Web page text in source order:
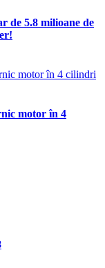
de 5.8 milioane de
motor în 4